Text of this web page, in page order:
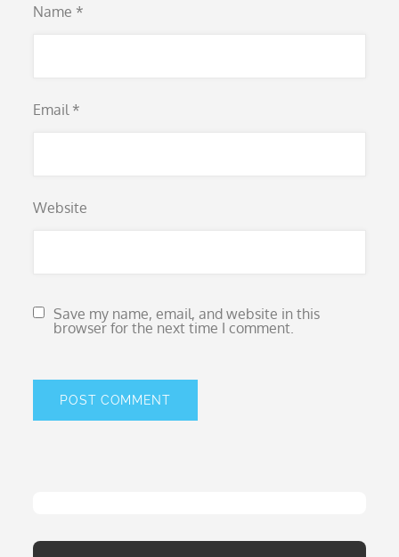
Name *
Email *
Website
Save my name, email, and website in this
browser for the next time I comment.